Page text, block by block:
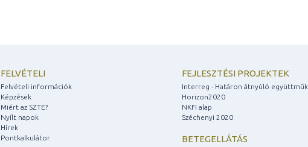
FELVÉTELI
Felvételi információk
Képzések
Miért az SZTE?
Nyílt napok
Hírek
Pontkalkulátor
FEJLESZTÉSI PROJEKTEK
Interreg - Határon átnyúló
Horizon2020
NKFI alap
Széchenyi 2020
BETEGELLÁTÁS